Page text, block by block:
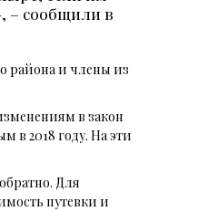
– сообщили в
района и члены из
в закон
в 2018 году. На эти
Для
путевки и